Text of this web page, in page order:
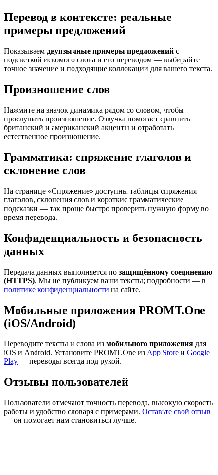
Перевод в контексте: реальные
примеры предложений
Показываем двуязычные примеры предложений с
подсветкой искомого слова и его переводом — выбирайте
точное значение и подходящие коллокации для вашего текста.
Произношение слов
Нажмите на значок динамика рядом со словом, чтобы
прослушать произношение. Озвучка помогает сравнить
британский и американский акценты и отработать
естественное произношение.
Грамматика: спряжение глаголов и
склонение слов
На странице «Спряжение» доступны таблицы спряжения
глаголов, склонения слов и короткие грамматические
подсказки — так проще быстро проверить нужную форму во
время перевода.
Конфиденциальность и безопасность
данных
Передача данных выполняется по защищённому соединению
(HTTPS). Мы не публикуем ваши тексты; подробности — в
политике конфиденциальности на сайте.
Мобильные приложения PROMT.One
(iOS/Android)
Переводите тексты и слова из мобильного приложения для
iOS и Android. Установите PROMT.One из App Store и Google
Play — переводы всегда под рукой.
Отзывы пользователей
Пользователи отмечают точность перевода, высокую скорость
работы и удобство словаря с примерами. Оставьте свой отзыв
— он помогает нам становиться лучше.